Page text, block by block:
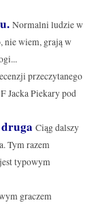
Normalni ludzie w
nie wiem, grają w
przeczytanego
Jacka Piekary pod
Ciąg dalszy
Tym razem
typowym
graczem